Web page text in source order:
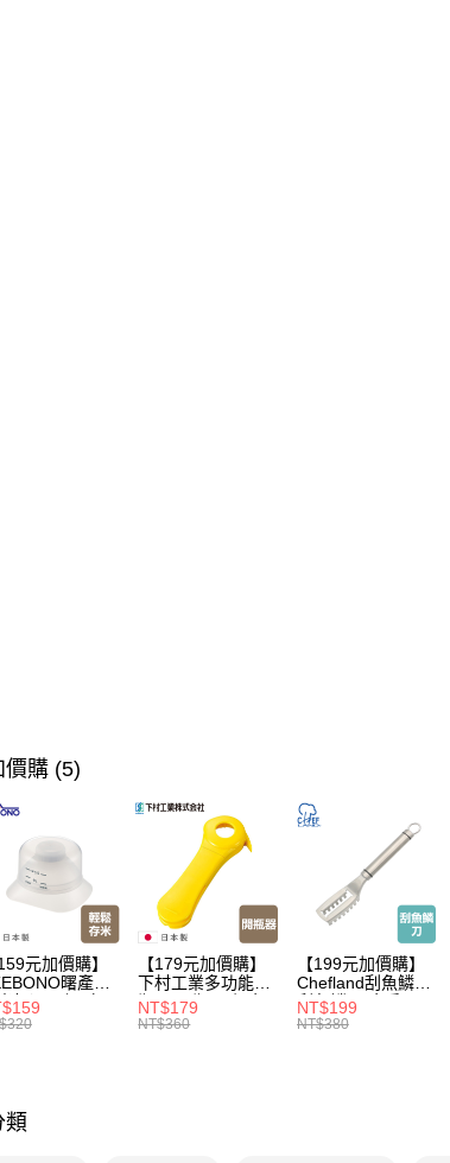
價購 (5)
元加價購】
曙產業
杯漏斗組(白)/
杯/米桶/量米
【179元加價購】
下村工業多功能開
瓶器/開瓶器/餐廚
用品/料理道具/任
NT$179
NT$360
【199元加價購】
Chefland刮魚鱗刀/
刮魚鱗器/廚房用
品/料理道具/任二
NT$199
NT$380
類